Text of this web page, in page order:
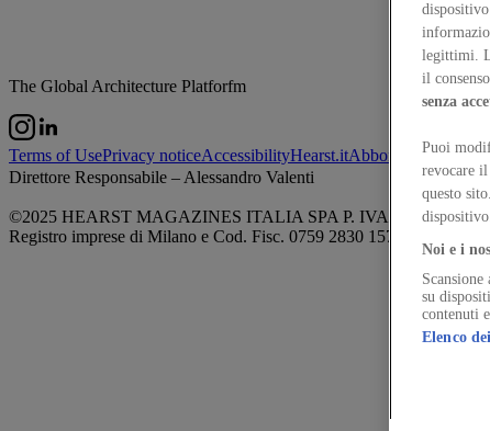
The Global Architecture Platforfm
Terms of UsePrivacy noticeAccessibilityHearst.itAbbonationline.it
Direttore Responsabile – Alessandro Valenti
©2025 HEARST MAGAZINES ITALIA SPA P. IVA
Registro imprese di Milano e Cod. Fisc. 0759 2830 157 - Part.Iva
legittimi.
il
senza
Puoi
revocare
questo
Noi e i
su
contenuti
Elenco